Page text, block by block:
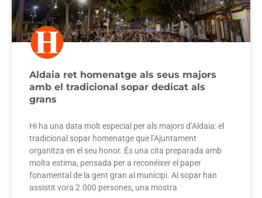
Aldaia ret homenatge als seus majors
amb el tradicional sopar dedicat als
grans
Hi ha una data molt especial per als majors d’Aldaia: el
tradicional sopar homenatge que l’Ajuntament
organitza en el seu honor. És una cita preparada amb
molta estima, pensada per a reconéixer el paper
fonamental de la gent gran al municipi. Al sopar han
assistit vora 2.000 persones, una mostra